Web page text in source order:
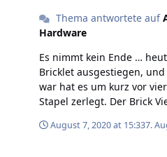
Thema antwortete auf
Hardware
Es nimmt kein Ende …
Bricklet ausgestiegen,
war hat es um kurz vor
Stapel zerlegt. Der Brick
noch tun, außer zum
August 7, 2020 at 15:337.